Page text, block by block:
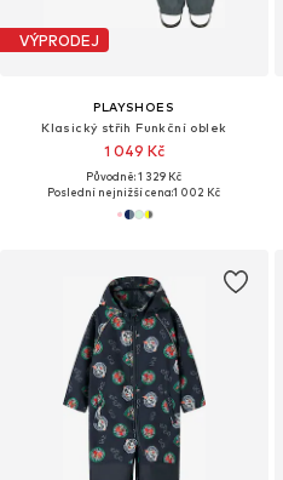
VÝPRODEJ
PLAYSHOES
Klasický střih Funkční oblek
1 049 Kč
Původně: 1 329 Kč
Poslední nejnižší cena:1 002 Kč